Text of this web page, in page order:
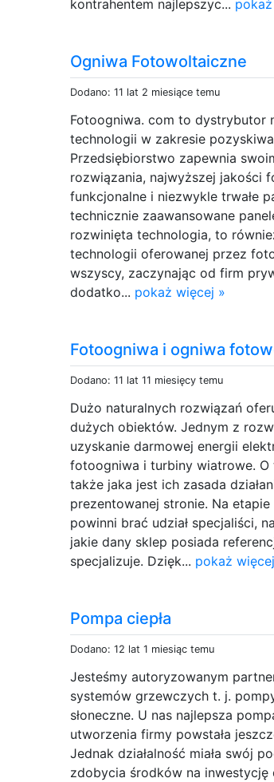
kontrahentem najlepszyc...
Ogniwa Fotowoltaiczne
Dodano: 11 lat 2 miesiące temu
Fotoogniwa. com to dystrybutor
technologii w zakresie
Przedsiębiorstwo zapewnia
rozwiązania, najwyższej jakości
funkcjonalne i niezwykle trwałe
technicznie zaawansowane
rozwinięta technologia, to
technologii oferowanej przez
wszyscy, zaczynając od firm
dodatko... pokaż więcej »
Fotoogniwa i ogniwa
Dodano: 11 lat 11 miesięcy temu
Dużo naturalnych rozwiązań
dużych obiektów. Jednym z
uzyskanie darmowej energii
fotoogniwa i turbiny wiatrowe.
także jaka jest ich zasada
prezentowanej stronie. Na
powinni brać udział specjaliści,
jakie dany sklep posiada
specjalizuje. Dzięk... pokaż
Pompa ciepła
Dodano: 12 lat 1 miesiąc temu
Jesteśmy autoryzowanym
systemów grzewczych t. j.
słoneczne. U nas najlepsza
utworzenia firmy powstała
Jednak działalność miała swój
zdobycia środków na